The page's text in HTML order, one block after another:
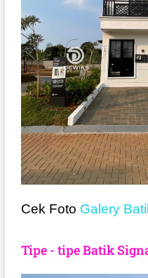
Cek Foto Galery
Tipe - tipe Batik